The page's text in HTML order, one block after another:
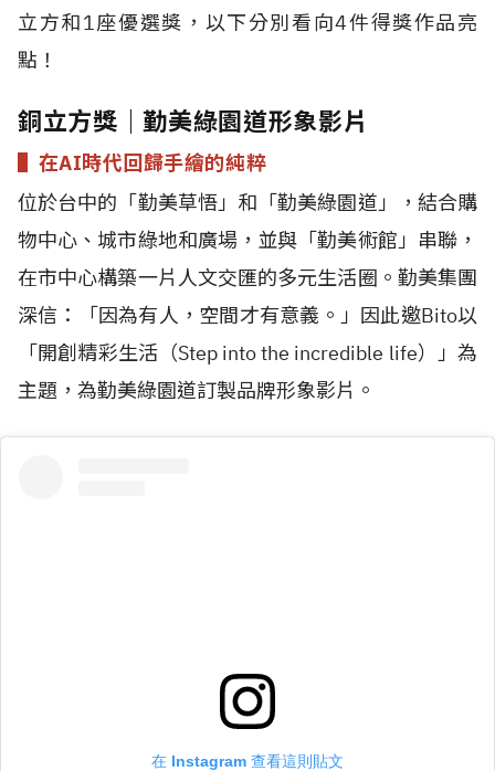
立方和1座優選獎，以下分別看向4件得獎作品亮
點！
銅立方獎｜勤美綠園道形象影片
▌在AI時代回歸手繪的純粹
位於台中的「勤美草悟」和「勤美綠園道」，結合購
物中心、城市綠地和廣場，並與「勤美術館」串聯，
在市中心構築一片人文交匯的多元生活圈。勤美集團
深信：「因為有人，空間才有意義。」因此邀Bito以
「開創精彩生活（Step into the incredible life）」為
主題，為勤美綠園道訂製品牌形象影片。
在 Instagram 查看這則貼文